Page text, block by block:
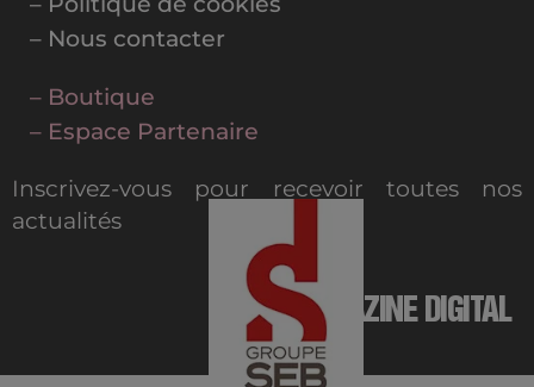
– Nous contacter
– Boutique
– Espace Partenaire
Inscrivez-vous pour recevoir toutes nos
actualités
MAGAZINE DIGITAL